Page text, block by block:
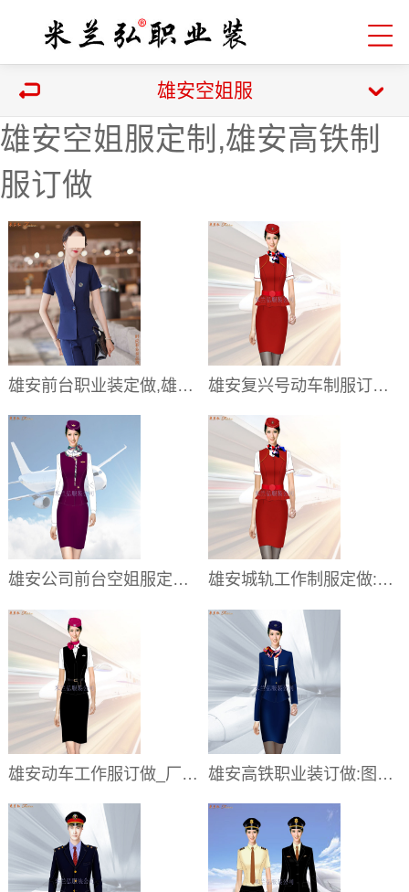
雄安空姐服
雄安空姐服定制,雄安高铁制
服订做
雄安前台职业装定做,雄安客服导医职业装订制 雄安复兴号动车制服订做,雄安和谐号高铁职业装定制
雄安公司前台空姐服定做,雄安医院导医空姐服 雄安城轨工作制服定做:图片_价格_公司
雄安动车工作服订做_厂家_图片_哪家好 雄安高铁职业装订做:图片_报价_怎么样